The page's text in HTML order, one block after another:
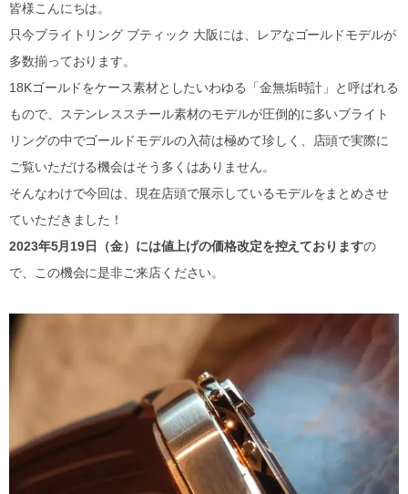
皆様こんにちは。
只今ブライトリング ブティック 大阪には、レアなゴールドモデルが
多数揃っております。
18Kゴールドをケース素材としたいわゆる「金無垢時計」と呼ばれる
もので、ステンレススチール素材のモデルが圧倒的に多いブライト
リングの中でゴールドモデルの入荷は極めて珍しく、店頭で実際に
ご覧いただける機会はそう多くはありません。
そんなわけで今回は、現在店頭で展示しているモデルをまとめさせ
ていただきました！
2023年5月19日（金）には値上げの価格改定を控えておりますの
で、この機会に是非ご来店ください。